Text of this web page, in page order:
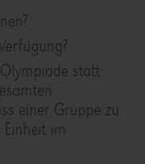
statt:
einer Gruppe zu
im